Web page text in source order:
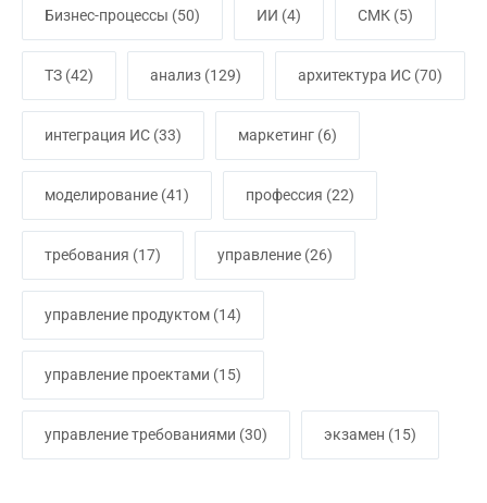
Бизнес-процессы (50) ИИ (4) СМК (5)
ТЗ (42) анализ (129) архитектура ИС (70)
интеграция ИС (33) маркетинг (6)
моделирование (41) профессия (22)
требования (17) управление (26)
управление продуктом (14)
управление проектами (15)
управление требованиями (30) экзамен (15)